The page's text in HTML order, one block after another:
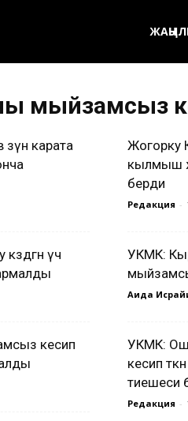
мыйзамсыз
карата
Жогорку
кылмыш
берди
Редакция -
үч
УКМК:
Аида
кесип
УКМК:
кесип
тиешеси
Редакция -